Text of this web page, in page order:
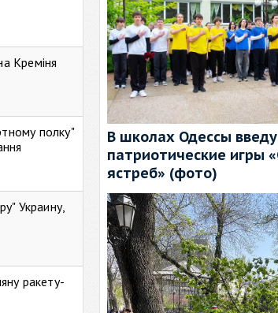
Креміня
полку"
Украину,
ракету-
В школах Одессы
патриотические игры
ястреб» (фото)